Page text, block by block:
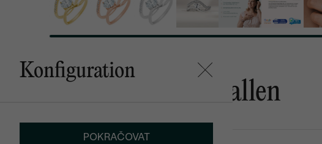
Konfiguration
POKRAČOVAT
Das könnte Ihnen gefallen